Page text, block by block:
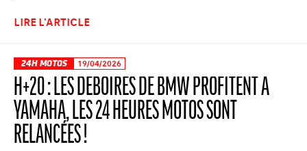
LIRE L'ARTICLE
24H MOTOS 19/04/2026
H+20 : LES DÉBOIRES DE BMW PROFITENT À
YAMAHA, LES 24 HEURES MOTOS SONT
RELANCÉES !